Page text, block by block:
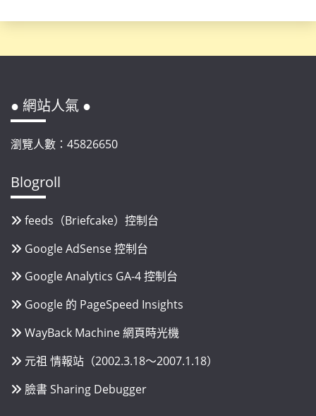
● 網站人氣 ●
瀏覽人數：45826650
Blogroll
feeds（Briefcake）控制台
Google AdSense 控制台
Google Analytics GA-4 控制台
Google 的 PageSpeed Insights
WayBack Machine 網頁時光機
元祖 情報站（2002.3.18～2007.1.18）
臉書 Sharing Debugger